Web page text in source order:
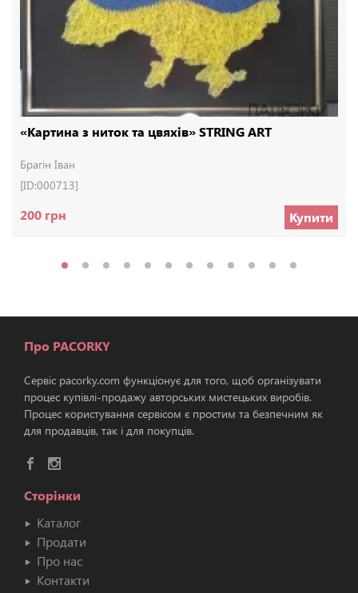
«Картина з ниток та цвяхів» STRING ART
Брагін Іван
[ID:000713]
200 грн Купити
Про PACORKY
Сервіс pacorky.com функціонує для того, щоб організувати
процес купівлі-продажу авторських мистецьких виробів.
Процес користування сервісом є простим та безпечним як
для продавців, так і для покупців.
Сторінки
Каталог
Продати
Про нас
Контакти